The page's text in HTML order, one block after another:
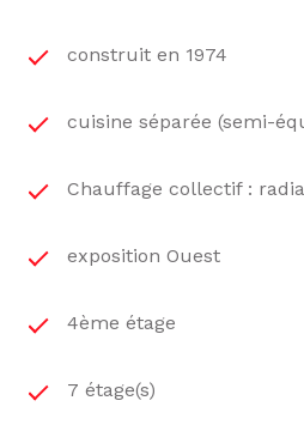
construit en 1974
cuisine séparée (semi-
Chauffage collectif :
exposition Ouest
4ème étage
7 étage(s)